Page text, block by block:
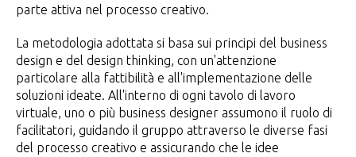
parte attiva nel processo creativo.
La metodologia adottata si basa sui principi del business
design e del design thinking, con un'attenzione
particolare alla fattibilità e all'implementazione delle
soluzioni ideate. All'interno di ogni tavolo di lavoro
virtuale, uno o più business designer assumono il ruolo di
facilitatori, guidando il gruppo attraverso le diverse fasi
del processo creativo e assicurando che le idee